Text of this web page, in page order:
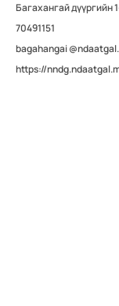
Багахангай дүүргийн
70491151
bagahangai
https://